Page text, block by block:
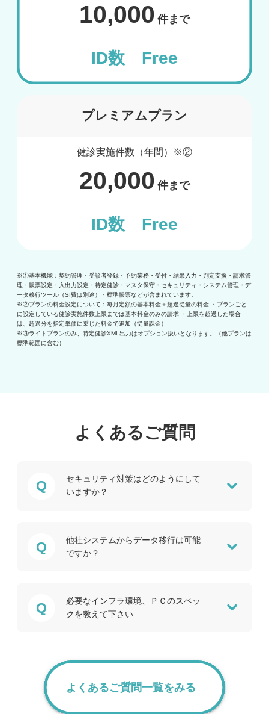
10,000 件まで
ID数 Free
プレミアムプラン
健診実施件数（年間）※②
20,000 件まで
ID数 Free
※①基本機能：契約管理・受診者登録・予約業務・受付・結果入力・判定支援・請求管
理・帳票設定・入出力設定・特定健診・マスタ保守・セキュリティ・システム管理・デ
ータ移行ツール（SI費は別途）・標準帳票などが含まれています。
※②プランの料金設定について：毎月定額の基本料金＋超過従量の料金 ・プランごと
に設定している健診実施件数上限までは基本料金のみの請求 ・上限を超過した場合
は、超過分を指定単価に乗じた料金で追加（従量課金）
※③ライトプランのみ、特定健診XML出力はオプション扱いとなります。（他プランは
標準範囲に含む）
よくあるご質問
セキュリティ対策はどのようにして
いますか？
ネットワークに関するセキュリティ対策は、
当社でもご相談を承ります。担当営業までお
ガイドライン第5.1版 総務省・経済産業省：医
療情報を取り扱う情報システム・サービスの
他社システムからデータ移行は可能
ですか？
他社システムからの移行の場合、まずはSEが
現在のデータのレイアウト等を調査した上で
タ移行ツールをご提供しています。
必要なインフラ環境、ＰＣのスペッ
クを教えて下さい
WindowsまたはMac OS Xが動作するPCで、
よくあるご質問一覧をみる